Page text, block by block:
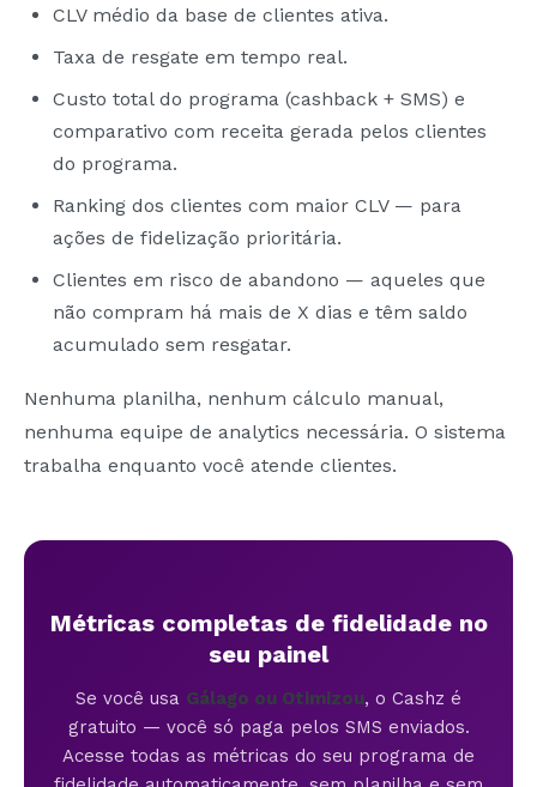
CLV médio da base de clientes ativa.
Taxa de resgate em tempo real.
Custo total do programa (cashback + SMS) e
comparativo com receita gerada pelos clientes
do programa.
Ranking dos clientes com maior CLV — para
ações de fidelização prioritária.
Clientes em risco de abandono — aqueles que
não compram há mais de X dias e têm saldo
acumulado sem resgatar.
Nenhuma planilha, nenhum cálculo manual,
nenhuma equipe de analytics necessária. O sistema
trabalha enquanto você atende clientes.
Métricas completas de fidelidade no
seu painel
Se você usa Gálago ou Otimizou, o Cashz é
gratuito — você só paga pelos SMS enviados.
Acesse todas as métricas do seu programa de